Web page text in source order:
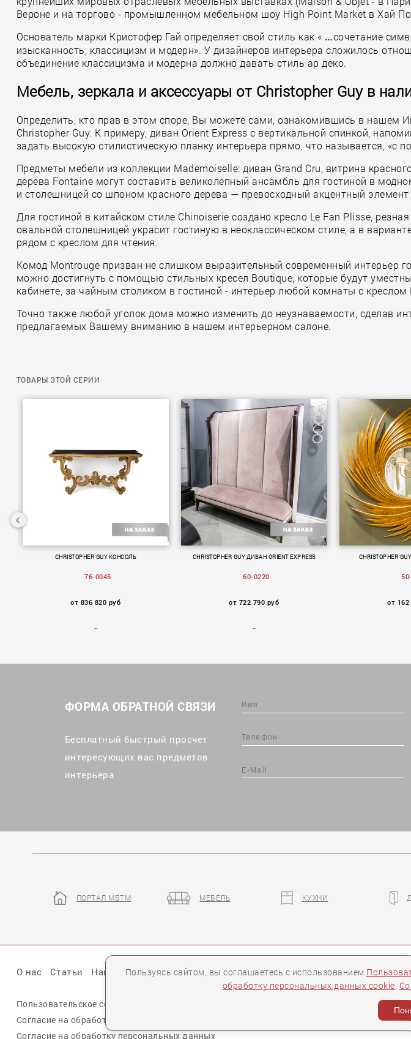
Вероне и на торгово - промышленном мебельном шоу High Point Market в Хай
Основатель марки Кристофер Гай определяет свой стиль как « …сочетание
изысканность, классицизм и модерн». У дизайнеров интерьера сложилось
объединение классицизма и модерна должно давать стиль ар деко.
Мебель, зеркала и аксессуары от Christopher Guy в
Определить, кто прав в этом споре, Вы можете сами, ознакомившись в
Christopher Guy. К примеру, диван Orient Express с вертикальной спинкой,
задать высокую стилистическую планку интерьера прямо, что называется, «с
Предметы мебели из коллекции Mademoiselle: диван Grand Cru, витрина
дерева Fontaine могут составить великолепный ансамбль для гостиной в
и столешницей со шпоном красного дерева — превосходный акцентный
Для гостиной в китайском стиле Chinoiserie создано кресло Le Fan Plisse,
овальной столешницей украсит гостиную в неоклассическом стиле, а в
рядом с креслом для чтения.
Комод Montrouge призван не слишком выразительный современный интерьер
можно достигнуть с помощью стильных кресел Boutique, которые будут
кабинете, за чайным столиком в гостиной - интерьер любой комнаты с креслом
Точно также любой уголок дома можно изменить до неузнаваемости, сделав
предлагаемых Вашему вниманию в нашем интерьерном салоне.
ТОВАРЫ ЭТОЙ СЕРИИ
CHRISTOPHER GUY КОНСОЛЬ
76-0045
от 836 820 руб
CHRISTOPHER GUY ДИВАН ORIENT EXPRESS
60-0220
от 722 790 руб
CHRISTOPHER
от 162
ФОРМА ОБРАТНОЙ СВЯЗИ
Бесплатный быстрый просчет
интересующих вас предметов
интерьера
Пользуясь сайтом, вы соглашаетесь с использованием
обработку персональных данных cookie,
ПОРТАЛ МБТМ МЕБЕЛЬ КУХНИ
О нас Статьи Наши презентации Бренды Партнеры Контакты
Пользовательское соглашение
Согласие на обработку персональных данных cookie
Согласие на обработку персональных данных